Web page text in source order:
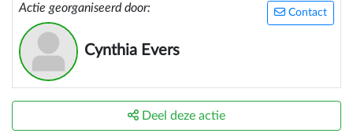
Contact
Actie georganiseerd door:
Cynthia Evers
Deel deze actie